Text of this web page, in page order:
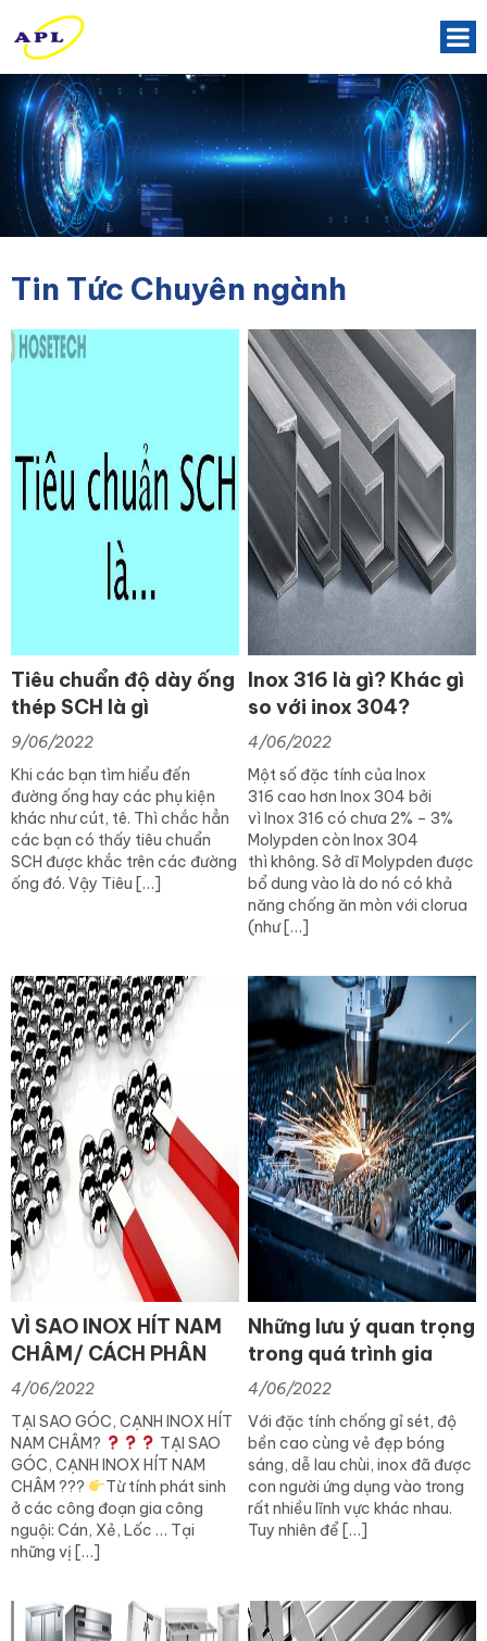
Tin Tức Chuyên ngành
Tiêu chuẩn độ dày ống
thép SCH là gì
9/06/2022
Khi các bạn tìm hiểu đến
đường ống hay các phụ kiện
khác như cút, tê. Thì chắc hẳn
các bạn có thấy tiêu chuẩn
SCH được khắc trên các đường
ống đó. Vậy Tiêu […]
Inox 316 là gì? Khác gì
so với inox 304?
4/06/2022
Một số đặc tính của Inox
316 cao hơn Inox 304 bởi
vì Inox 316 có chưa 2% – 3%
Molypden còn Inox 304
thì không. Sở dĩ Molypden được
bổ dung vào là do nó có khả
năng chống ăn mòn với clorua
(như […]
VÌ SAO INOX HÍT NAM
CHÂM/ CÁCH PHÂN
BIỆT INOX 304 & 201
4/06/2022
TẠI SAO GÓC, CẠNH INOX HÍT
NAM CHÂM?
TẠI SAO
GÓC, CẠNH INOX HÍT NAM
CHÂM ???
Từ tính phát sinh
ở các công đoạn gia công
nguội: Cán, Xẻ, Lốc … Tại
những vị […]
Những lưu ý quan trọng
trong quá trình gia
công inox
4/06/2022
Với đặc tính chống gỉ sét, độ
bền cao cùng vẻ đẹp bóng
sáng, dễ lau chùi, inox đã được
con người ứng dụng vào trong
rất nhiều lĩnh vực khác nhau.
Tuy nhiên để […]